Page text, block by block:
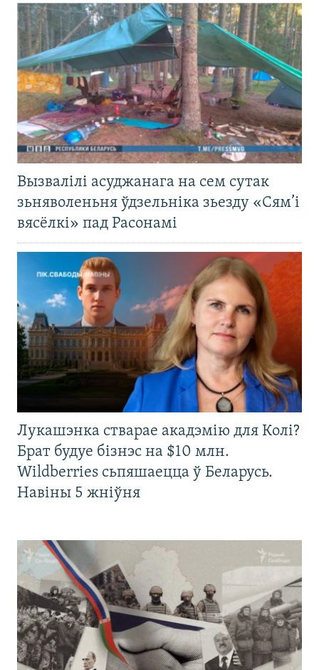
Вызвалілі асуджанага на сем сутак
зьняволеньня ўдзельніка зьезду «Сям’і
вясёлкі» пад Расонамі
Лукашэнка стварае акадэмію для Колі?
Брат будуе бізнэс на $10 млн.
Wildberries сьпяшаецца ў Беларусь.
Навіны 5 жніўня